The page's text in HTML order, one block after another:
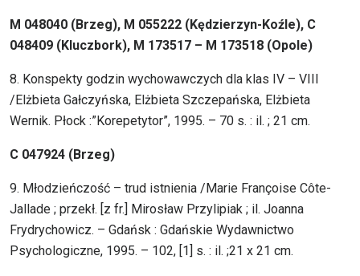
M 048040 (Brzeg), M 055222 (Kędzierzyn-Koźle), C
048409 (Kluczbork), M 173517 – M 173518 (Opole)
8. Konspekty godzin wychowawczych dla klas IV – VIII
/Elżbieta Gałczyńska, Elżbieta Szczepańska, Elżbieta
Wernik. Płock :”Korepetytor”, 1995. – 70 s. : il. ; 21 cm.
C 047924 (Brzeg)
9. Młodzieńczość – trud istnienia /Marie Françoise Côte-
Jallade ; przekł. [z fr.] Mirosław Przylipiak ; il. Joanna
Frydrychowicz. – Gdańsk : Gdańskie Wydawnictwo
Psychologiczne, 1995. – 102, [1] s. : il. ;21 x 21 cm.